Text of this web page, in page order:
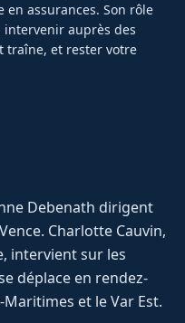
assurances. Son rôle
auprès des
traîne, et rester votre
Debenath dirigent
Charlotte Cauvin,
intervient sur les
déplace en rendez-
et le Var Est.